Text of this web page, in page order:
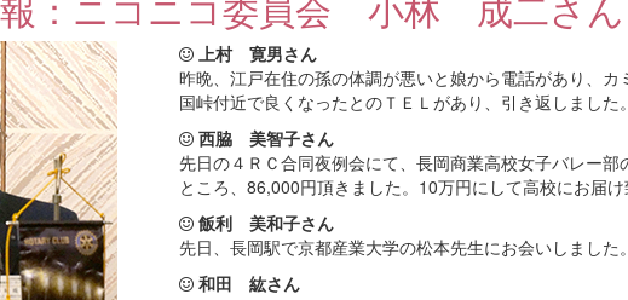
上村 寛男さん
昨晩、江戸在住の孫の体調が悪いと娘から電話があり、
国峠付近で良くなったとのＴＥＬがあり、引き返しまし
西脇 美智子さん
先日の４ＲＣ合同夜例会にて、長岡商業高校女子バレー
ところ、86,000円頂きました。10万円にして高校にお届
飯利 美和子さん
先日、長岡駅で京都産業大学の松本先生にお会いしまし
和田 紘さん